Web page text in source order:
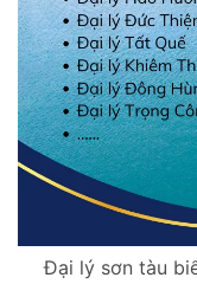
Đại lý sơn tàu